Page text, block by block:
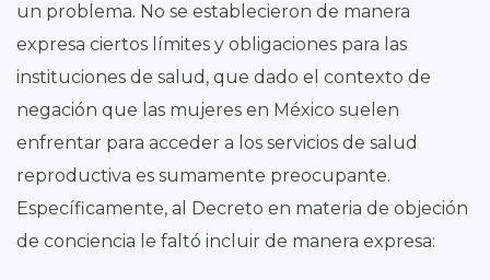
un problema. No se establecieron de manera
expresa ciertos límites y obligaciones para las
instituciones de salud, que dado el contexto de
negación que las mujeres en México suelen
enfrentar para acceder a los servicios de salud
reproductiva es sumamente preocupante.
Específicamente, al Decreto en materia de objeción
de conciencia le faltó incluir de manera expresa: